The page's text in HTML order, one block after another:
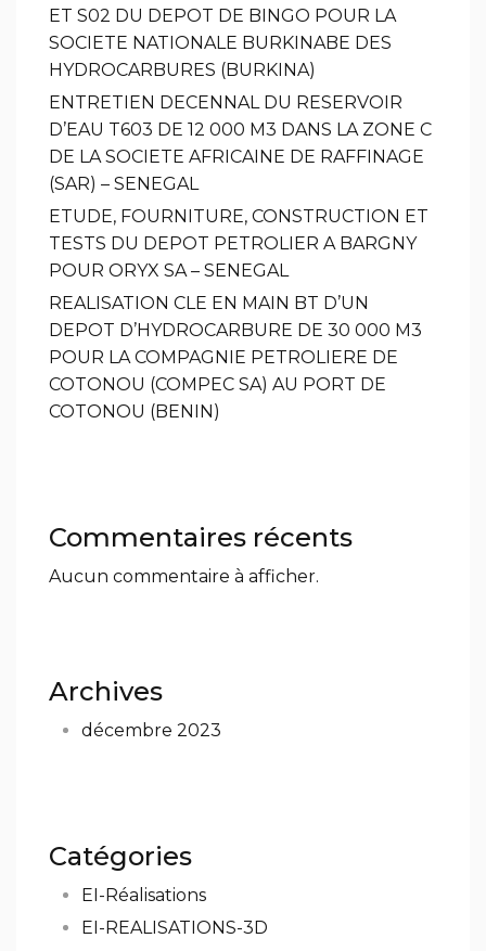
ET S02 DU DEPOT DE BINGO POUR LA
SOCIETE NATIONALE BURKINABE DES
HYDROCARBURES (BURKINA)
ENTRETIEN DECENNAL DU RESERVOIR
D’EAU T603 DE 12 000 M3 DANS LA ZONE C
DE LA SOCIETE AFRICAINE DE RAFFINAGE
(SAR) – SENEGAL
ETUDE, FOURNITURE, CONSTRUCTION ET
TESTS DU DEPOT PETROLIER A BARGNY
POUR ORYX SA – SENEGAL
REALISATION CLE EN MAIN BT D’UN
DEPOT D’HYDROCARBURE DE 30 000 M3
POUR LA COMPAGNIE PETROLIERE DE
COTONOU (COMPEC SA) AU PORT DE
COTONOU (BENIN)
Commentaires récents
Aucun commentaire à afficher.
Archives
décembre 2023
Catégories
EI-Réalisations
EI-REALISATIONS-3D